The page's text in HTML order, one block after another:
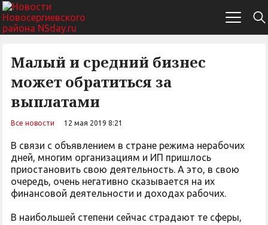
Малый и средний бизнес
может обратиться за
выплатами
Все новости 12 мая 2019 8:21
В связи с объявлением в стране режима нерабочих
дней, многим организациям и ИП пришлось
приостановить свою деятельность. А это, в свою
очередь, очень негативно сказывается на их
финансовой деятельности и доходах рабочих.
В наибольшей степени сейчас страдают те сферы,